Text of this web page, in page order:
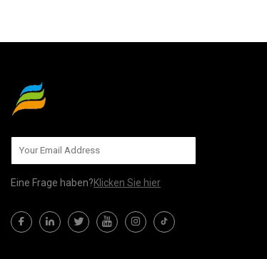
Eine Frage haben?Klicken Sie hier